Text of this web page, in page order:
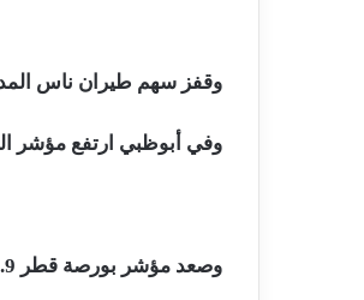
وقفز سهم طيران ناس المدرجة حديثا 6.6 بالمئة
وفي أبوظبي ارتفع مؤشر البورصة 2.5 بالمئة مدفوعا بارتفاع سهم الدار
وصعد مؤشر بورصة قطر 1.9 بالمئة مع ارتفاع سهم مصرف قطر الإسلامي 2.8 بالمئة.